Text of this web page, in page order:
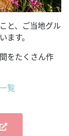
と、ご当地グル
ます。
をたくさん作
覧